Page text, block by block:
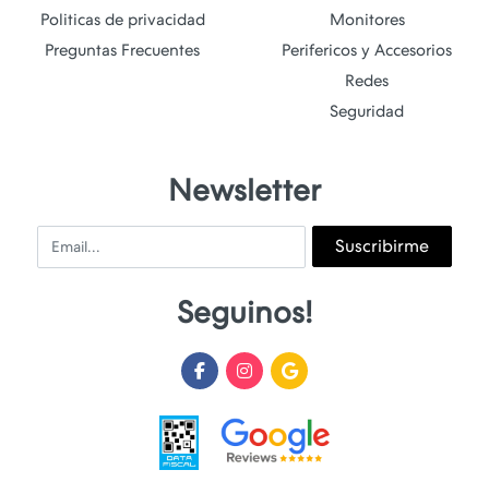
Politicas de privacidad
Preguntas Frecuentes
Monitores
Perifericos y Accesorios
Redes
Seguridad
Newsletter
Email Suscribirme
Seguinos!